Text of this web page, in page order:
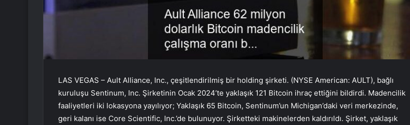
LAS VEGAS – Ault Alliance, Inc., çeşitlendirilmiş bir holding şirketi. (NYSE American: AULT), bağlı
kuruluşu Sentinum, Inc. Şirketinin Ocak 2024’te yaklaşık 121 Bitcoin ihraç ettiğini bildirdi. Madencilik
faaliyetleri iki lokasyona yayılıyor; Yaklaşık 65 Bitcoin, Sentinum’un Michigan’daki veri merkezinde,
geri kalanı ise Core Scientific, Inc.’de bulunuyor. Şirketteki makinelerden kaldırıldı. Şirket, yaklaşık